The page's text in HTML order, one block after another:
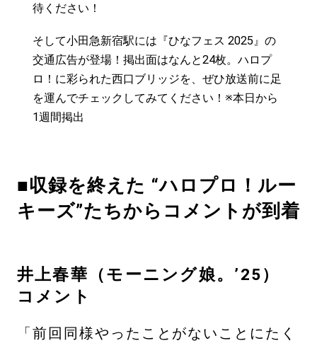
待ください！
そして小田急新宿駅には『ひなフェス 2025』の
交通広告が登場！掲出面はなんと24枚。ハロプ
ロ！に彩られた西口ブリッジを、ぜひ放送前に足
を運んでチェックしてみてください！※本日から
1週間掲出
■収録を終えた “ハロプロ！ルー
キーズ”たちからコメントが到着
井上春華（モーニング娘。’25）
コメント
「前回同様やったことがないことにたく